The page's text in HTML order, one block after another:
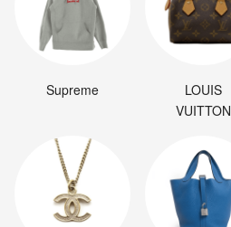
Supreme
LOUIS
VUITTON